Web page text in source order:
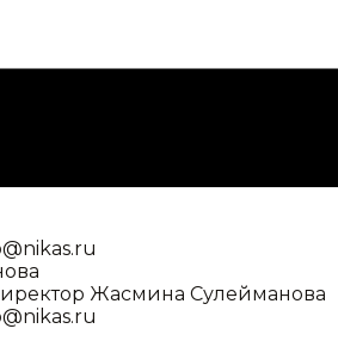
Жасмина Сулейманова